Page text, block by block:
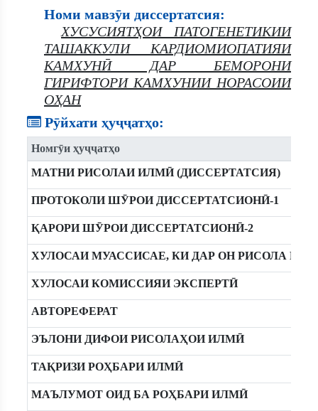
Номи мавзӯи диссертатсия:
ХУСУСИЯТҲОИ ПАТОГЕНЕТИКИИ
ТАШАККУЛИ КАРДИОМИОПАТИЯИ
КАМХУНӢ ДАР БЕМОРОНИ
ГИРИФТОРИ КАМХУНИИ НОРАСОИИ
ОҲАН
Рӯйхати ҳуҷҷатҳо:
Номгӯи ҳуҷҷатҳо
МАТНИ РИСОЛАИ ИЛМӢ (ДИССЕРТАТСИЯ)
ПРОТОКОЛИ ШӮРОИ ДИССЕРТАТСИОНӢ-1
ҚАРОРИ ШӮРОИ ДИССЕРТАТСИОНӢ-2
ХУЛОСАИ МУАССИСАЕ, КИ ДАР ОН РИСОЛА
ХУЛОСАИ КОМИССИЯИ ЭКСПЕРТӢ
АВТОРЕФЕРАТ
ЭЪЛОНИ ДИФОИ РИСОЛАҲОИ ИЛМӢ
ТАҚРИЗИ РОҲБАРИ ИЛМӢ
МАЪЛУМОТ ОИД БА РОҲБАРИ ИЛМӢ